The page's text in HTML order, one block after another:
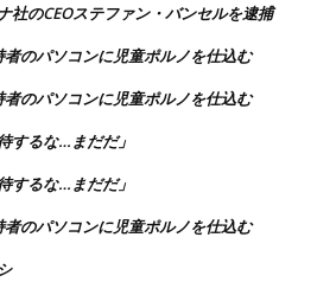
社のCEOステファン・バンセルを逮捕
のパソコンに児童ポルノを仕込む
のパソコンに児童ポルノを仕込む
するな…まだだ」
するな…まだだ」
のパソコンに児童ポルノを仕込む